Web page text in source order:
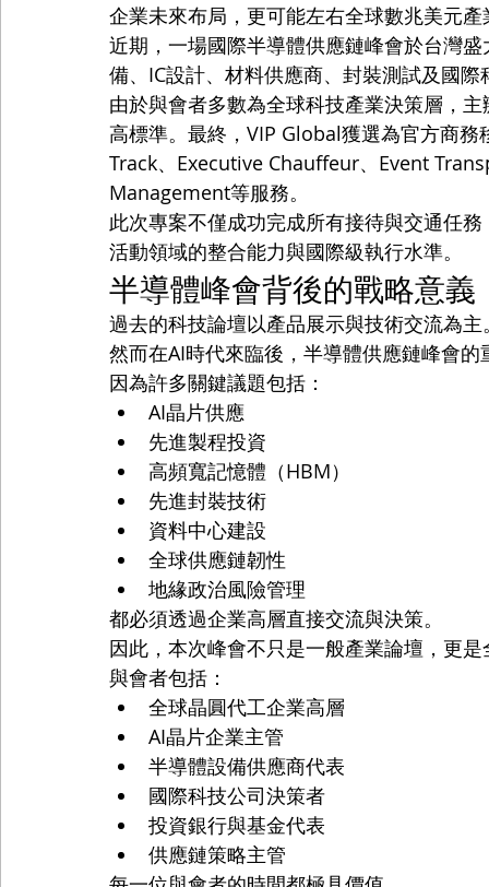
企業未來布局，更可能左右全球數兆美元
近期，一場國際半導體供應鏈峰會於台灣
備、IC設計、材料供應商、封裝測試及國
由於與會者多數為全球科技產業決策層，
高標準。最終，VIP Global獲選為官方商
Track、Executive Chauffeur、Event
Management等服務。
此次專案不僅成功完成所有接待與交通任
活動領域的整合能力與國際級執行水準。
半導體峰會背後的戰略意義
過去的科技論壇以產品展示與技術交流為主
然而在AI時代來臨後，半導體供應鏈峰會
因為許多關鍵議題包括：
AI晶片供應
先進製程投資
高頻寬記憶體（HBM）
先進封裝技術
資料中心建設
全球供應鏈韌性
地緣政治風險管理
都必須透過企業高層直接交流與決策。
因此，本次峰會不只是一般產業論壇，更
與會者包括：
全球晶圓代工企業高層
AI晶片企業主管
半導體設備供應商代表
國際科技公司決策者
投資銀行與基金代表
供應鏈策略主管